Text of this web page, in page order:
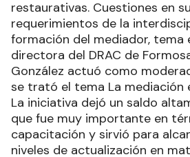
restaurativas. Cuestiones en
requerimientos de la
formación del mediador, tema
directora del DRAC de
González actuó como
se trató el tema La mediación
La iniciativa dejó un saldo
que fue muy importante en
capacitación y sirvió para
niveles de actualización en